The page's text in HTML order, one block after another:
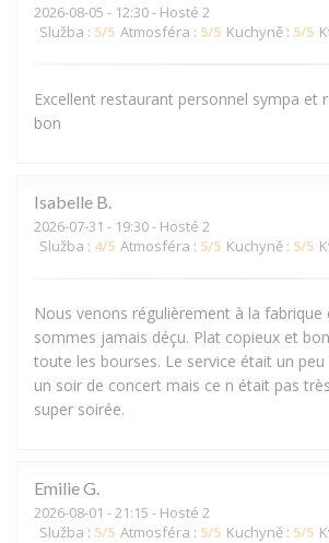
2026-08-05 - 12:30 - Hosté 2
Služba : 5/5 Atmosféra : 5/5 Kuchyně : 5/5
Excellent restaurant personnel sympa et
bon
Isabelle B
2026-07-31 - 19:30 - Hosté 2
Služba : 4/5 Atmosféra : 5/5 Kuchyně : 5/5
Nous venons régulièrement à la fabrique
sommes jamais déçu. Plat copieux et
toute les bourses. Le service était un
un soir de concert mais ce n était pas
super soirée.
EmilieG
2026-08-01 - 21:15 - Hosté 2
Služba : 5/5 Atmosféra : 5/5 Kuchyně : 5/5